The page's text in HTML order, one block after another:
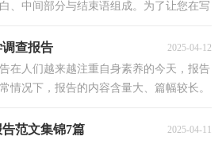
、中间部分与结束语组成。为了让您在写
查报告 2025-04-12
在人们越来越注重自身素养的今天，报告
情况下，报告的内容含量大、篇幅较长。
范文集锦7篇 2025-04-11